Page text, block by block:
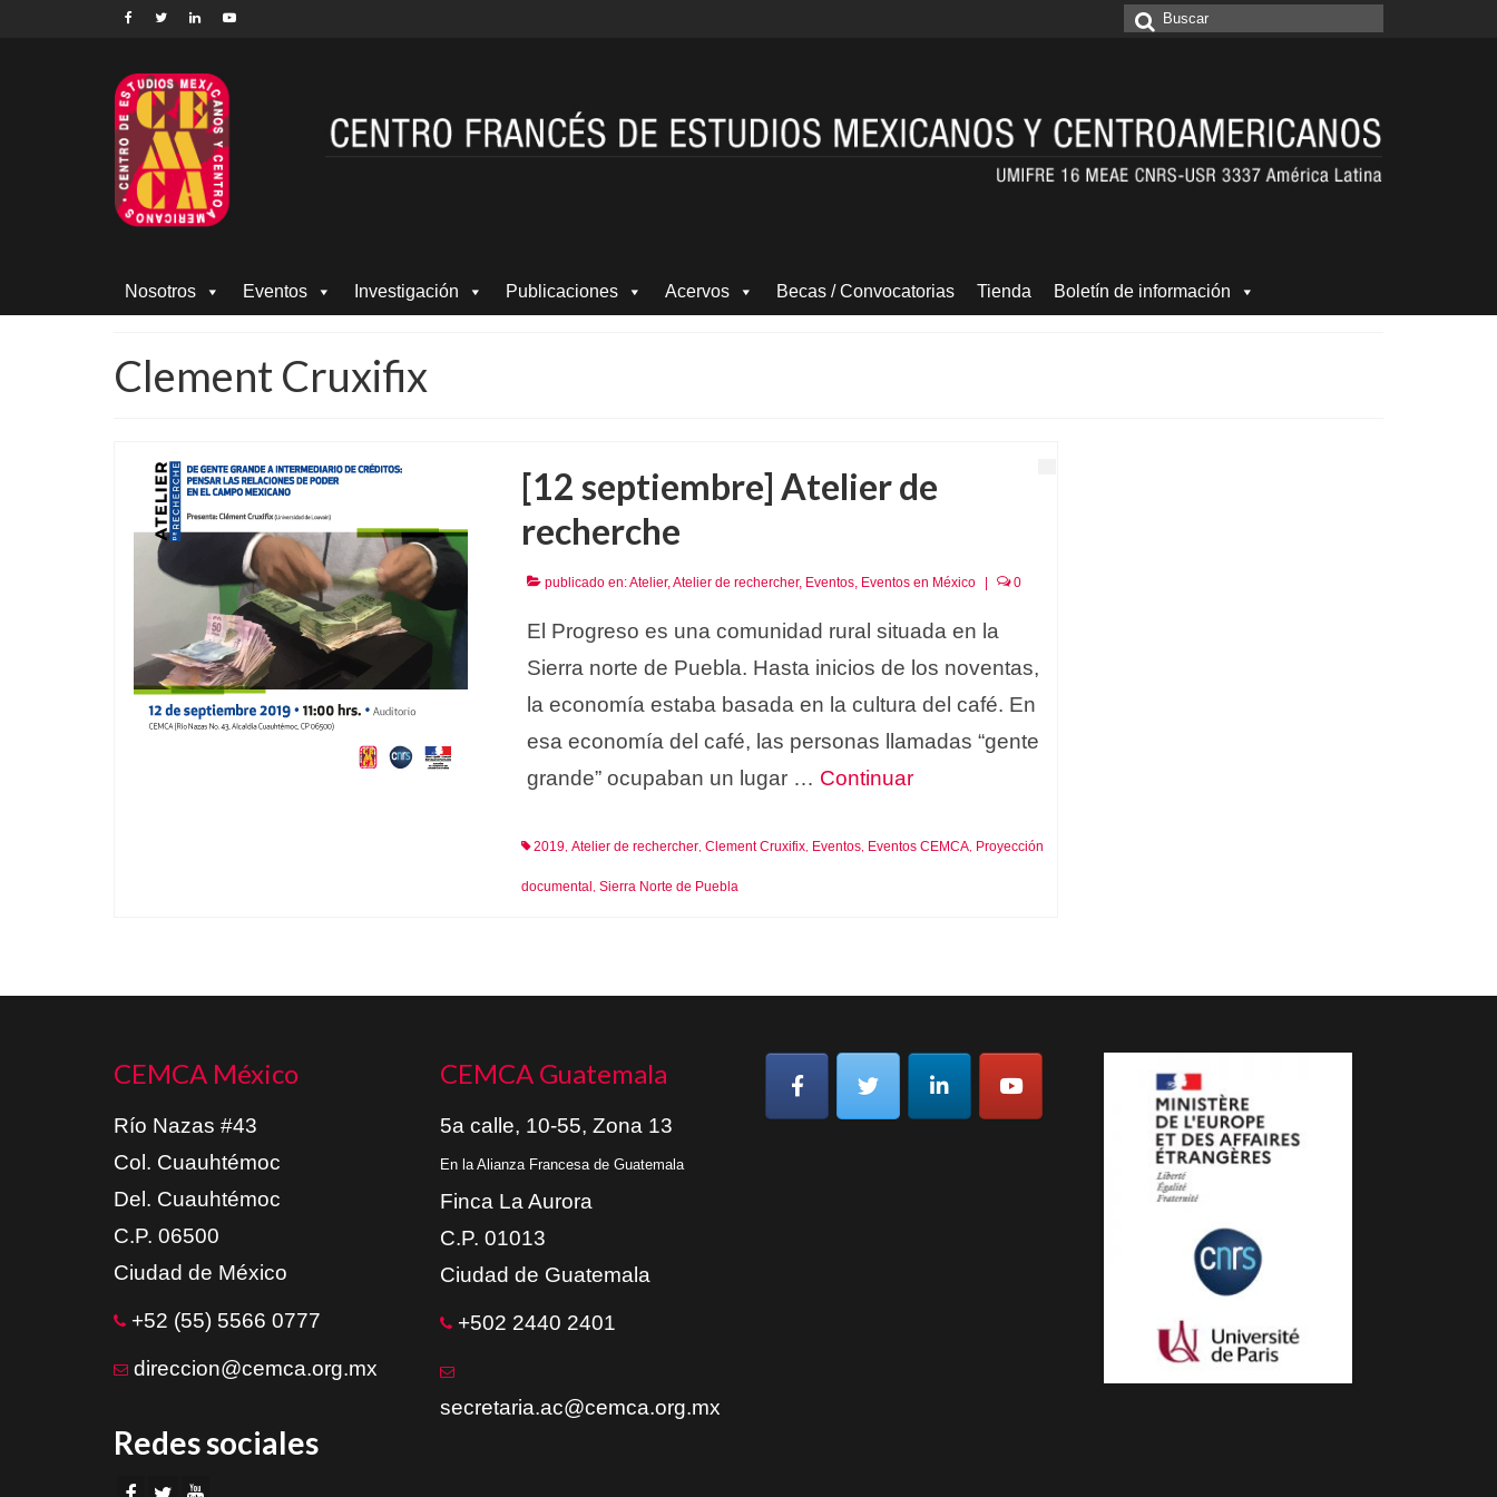
Buscar
Nosotros Eventos Investigación Publicaciones Acervos Becas / Convocatorias Tienda Boletín de información
Clement Cruxifix
[12 septiembre] Atelier de
recherche
publicado en:Atelier, Atelier de rechercher, Eventos, Eventos en México | 0
El Progreso es una comunidad rural situada en la
Sierra norte de Puebla. Hasta inicios de los noventas,
la economía estaba basada en la cultura del café. En
esa economía del café, las personas llamadas “gente
grande” ocupaban un lugar … Continuar
2019, Atelier de rechercher, Clement Cruxifix, Eventos, Eventos CEMCA, Proyección
documental Sierra Norte de Puebla
CEMCA México
Río Nazas #43
Col. Cuauhtémoc
Del. Cuauhtémoc
C.P. 06500
Ciudad de México
+52 (55) 5566 0777
direccion@cemca.org.mx
Redes sociales
CEMCA Guatemala
5a calle, 10-55, Zona 13
En la Alianza Francesa de Guatemala
Finca La Aurora
C.P. 01013
Ciudad de Guatemala
+502 2440 2401
secretaria.ac@cemca.org.mx